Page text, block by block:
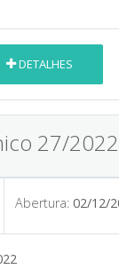
DETALHES
27/2022
Abertura: 02/12/